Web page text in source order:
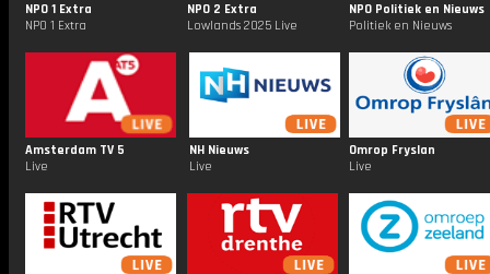
NPO 1 Extra
NPO 1 Extra
NPO 2 Extra
Lowlands 2025 Live
NPO Politiek en Nieuws
Politiek en Nieuws
Amsterdam TV 5
Live
NH Nieuws
Live
Omrop Fryslan
Live